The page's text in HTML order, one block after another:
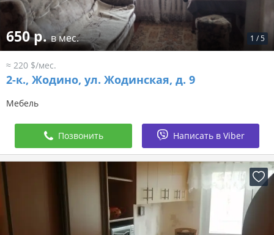
1 /5
650 р.в мес.
≈ 220 $/мес.
2-к., Жодино, ул. Жодинская, д. 9
Мебель
Позвонить Написать в Viber